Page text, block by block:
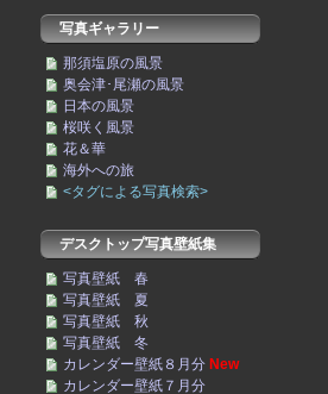
写真ギャラリー
那須塩原の風景
奥会津･尾瀬の風景
日本の風景
桜咲く風景
花＆華
海外への旅
<タグによる写真検索>
デスクトップ写真壁紙集
写真壁紙 春
写真壁紙 夏
写真壁紙 秋
写真壁紙 冬
カレンダー壁紙８月分 New
カレンダー壁紙７月分